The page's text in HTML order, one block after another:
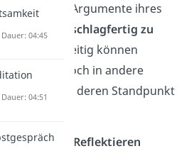
und die Argumente ihres
schlagfertig zu
. Gleichzeitig können
sich jedoch in andere
und deren Standpunkt
dasständige Reflektieren
04:45
04:51